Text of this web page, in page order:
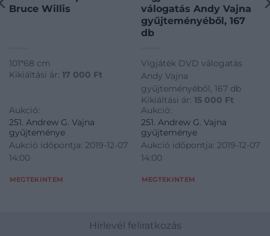
Bruce Willis
101*68 cm
Kikiáltási ár: 17 000 Ft
Aukció:
251. Andrew G. Vajna
gyűjteménye
Aukció időpontja: 2019-12-07
14:00
MEGTEKINTEM
válogatás Andy Vajna
gyűjteményéből, 167
db
Vígjáték DVD válogatás
Andy Vajna
gyűjteményéből, 167 db
Kikiáltási ár: 15 000 Ft
Aukció:
251. Andrew G. Vajna
gyűjteménye
Aukció időpontja: 2019-12-07
14:00
MEGTEKINTEM
Hírlevél feliratkozás